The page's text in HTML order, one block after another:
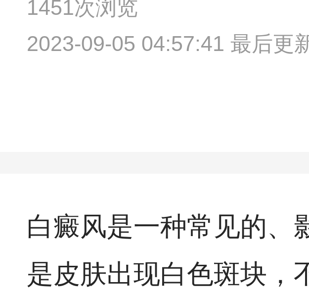
1451次浏览
2023-09-05 04:57:41 最后更
白癜风是一种常见的、
是皮肤出现白色斑块，